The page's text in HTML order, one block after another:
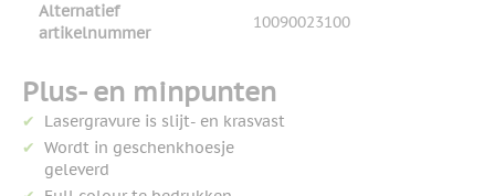
Alternatief
artikelnummer
10090023100
Plus- en minpunten
Lasergravure is slijt- en krasvast
Wordt in geschenkhoesje
geleverd